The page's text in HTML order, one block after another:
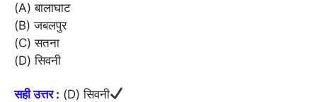
(A) बालाघाट
(B) जबलपुर
(C) सतना
(D) सिवनी
सही उत्तर : (D) सिवनी